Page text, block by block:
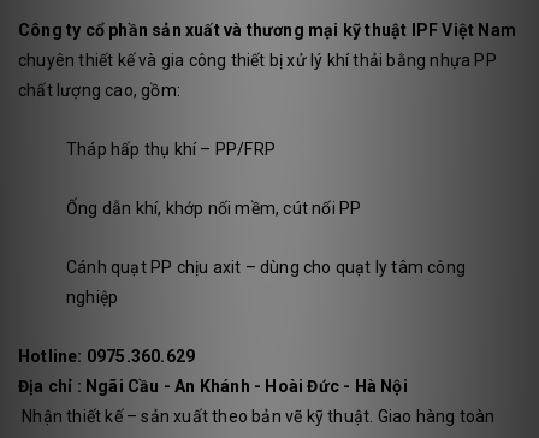
Công ty cổ phần sản xuất và thương mại kỹ thuật IPF Việt Nam
chuyên thiết kế và gia công thiết bị xử lý khí thải bằng nhựa PP
chất lượng cao, gồm:
Tháp hấp thụ khí – PP/FRP
Ống dẫn khí, khớp nối mềm, cút nối PP
Cánh quạt PP chịu axit – dùng cho quạt ly tâm công
nghiệp
Hotline: 0975.360.629
Địa chỉ : Ngãi Cầu - An Khánh - Hoài Đức - Hà Nội
Nhận thiết kế – sản xuất theo bản vẽ kỹ thuật. Giao hàng toàn